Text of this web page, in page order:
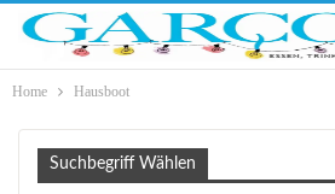
Home Hausboot
Suchbegriff Wählen